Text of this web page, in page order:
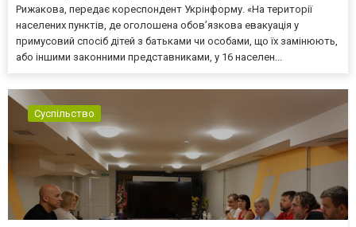
Рижакова, передає кореспондент Укрінформу. «На території
населених пунктів, де оголошена обов’язкова евакуація у
примусовий спосіб дітей з батьками чи особами, що їх замінюють,
або іншими законними представниками, у 16 населен...
Суспільство